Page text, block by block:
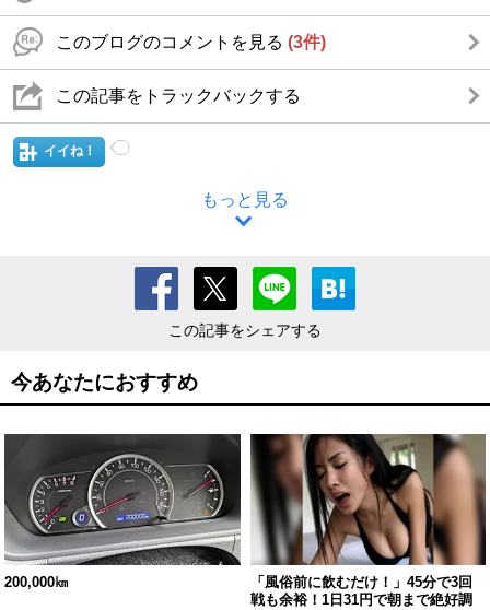
このブログのコメントを見る (3件)
この記事をトラックバックする
イイね！
もっと見る
この記事をシェアする
今あなたにおすすめ
200,000㎞
「風俗前に飲むだけ！」45分で3回
戦も余裕！1日31円で朝まで絶好調